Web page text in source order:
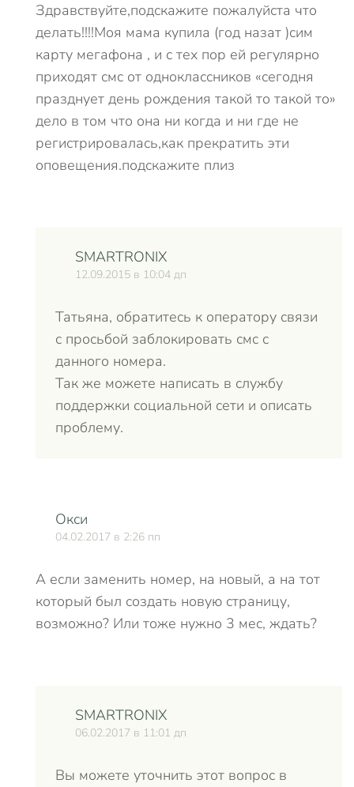
Здравствуйте,подскажите пожалуйста что
делать!!!!Моя мама купила (год назат )сим
карту мегафона , и с тех пор ей регулярно
приходят смс от одноклассников «сегодня
празднует день рождения такой то такой то»
дело в том что она ни когда и ни где не
регистрировалась,как прекратить эти
оповещения.подскажите плиз
SMARTRONIX
12.09.2015 в 10:04 дп
Татьяна, обратитесь к оператору связи
с просьбой заблокировать смс с
данного номера.
Так же можете написать в службу
поддержки социальной сети и описать
проблему.
Окси
04.02.2017 в 2:26 пп
А если заменить номер, на новый, а на тот
который был создать новую страницу,
возможно? Или тоже нужно 3 мес, ждать?
SMARTRONIX
06.02.2017 в 11:01 дп
Вы можете уточнить этот вопрос в